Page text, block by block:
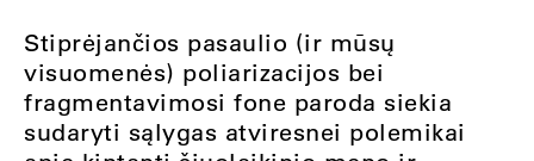
Stiprėjančios pasaulio (ir mūsų
visuomenės) poliarizacijos bei
fragmentavimosi fone paroda siekia
sudaryti sąlygas atviresnei polemikai